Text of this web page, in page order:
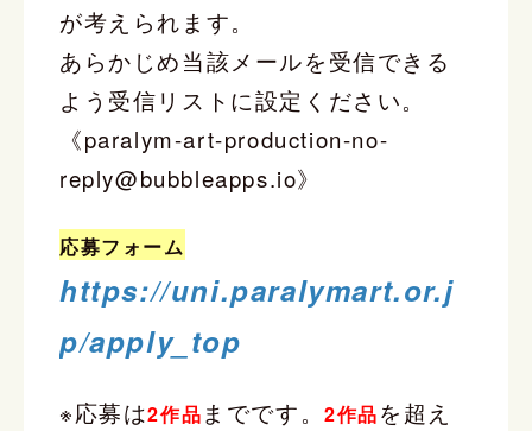
が考えられます。
あらかじめ当該メールを受信できる
よう受信リストに設定ください。
《paralym-art-production-no-
reply@bubbleapps.io》
応募フォーム
https://uni.paralymart.or.j
p/apply_top
※応募は2作品 までです。2作品を超え